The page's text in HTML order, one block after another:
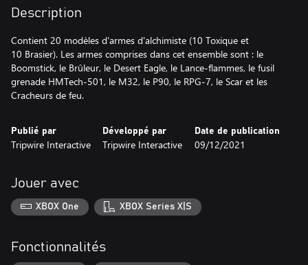
Description
Contient 20 modèles d'armes d'alchimiste (10 Toxique et
10 Brasier). Les armes comprises dans cet ensemble sont : le
Boomstick, le Brûleur, le Desert Eagle, le Lance-flammes, le fusil
grenade HMTech-501, le M32, le P90, le RPG-7, le Scar et les
Cracheurs de feu.
Publié par
Tripwire Interactive
Développé par
Tripwire Interactive
Date de publication
09/12/2021
Jouer avec
XBOX One XBOX Series X|S
Fonctionnalités